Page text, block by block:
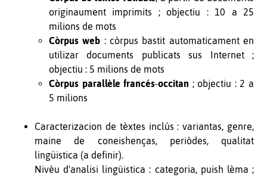
originaument imprimits ; objectiu : 10 a 25
milions de mots
Còrpus web : còrpus bastit automaticament en
utilizar documents publicats sus Internet ;
objectiu : 5 milions de mots
Còrpus parallèle francés-occitan ; objectiu : 2 a
5 milions
Caracterizacion de tèxtes inclús : variantas, genre,
maine de coneishenças, periòdes, qualitat
lingüistica (a definir).
Nivèu d'analisi lingüistica : categoria, puish lèma ;